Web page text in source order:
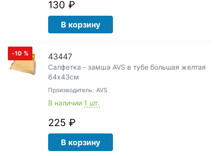
130 ₽
В корзину
-10 % 43447
Салфетка - замша AVS в тубе большая желтая
64х43см
Производитель: AVS
В наличии 1 шт.
225 ₽
В корзину